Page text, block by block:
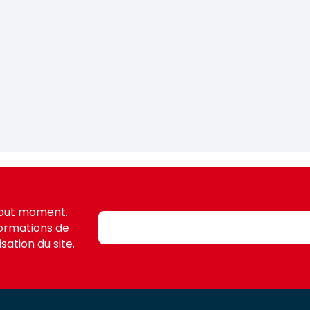
moment.
de
du site.